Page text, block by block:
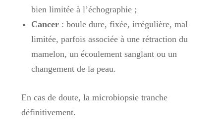
bien limitée à l’échographie ;
Cancer: boule dure, fixée, irrégulière, mal
limitée, parfois associée à une rétraction du
mamelon, un écoulement sanglant ou un
changement de la peau.
En cas de doute, la microbiopsie tranche
définitivement.